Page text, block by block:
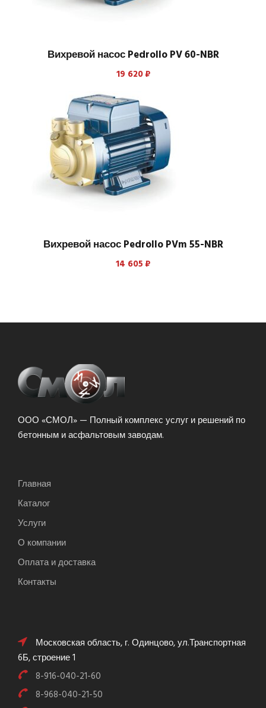
Вихревой насос Pedrollo PV 60-NBR
19 620₽
Вихревой насос Pedrollo PVm 55-NBR
14 605₽
ООО «СМОЛ» — Полный комплекс услуг и решений по
бетонным и асфальтовым заводам.
Главная
Каталог
Услуги
О компании
Оплата и доставка
Контакты
Московская область, г. Одинцово, ул.Транспортная
6Б, строение 1
8-916-040-21-60
8-968-040-21-50